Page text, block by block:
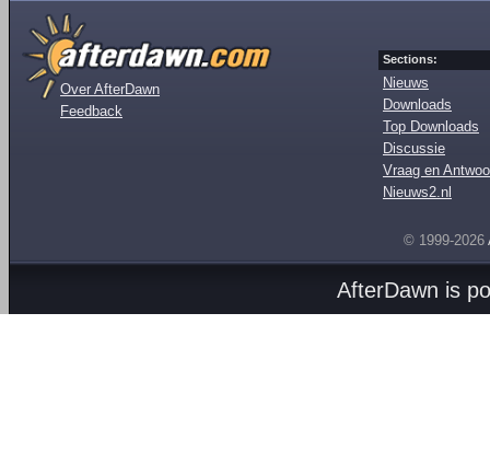
Over AfterDawn
Feedback
Sections:
Nieuws
Downloads
Top Downloads
Discussie
Vraag en
Nieuws2.nl
© 1999-2026
AfterDawn is